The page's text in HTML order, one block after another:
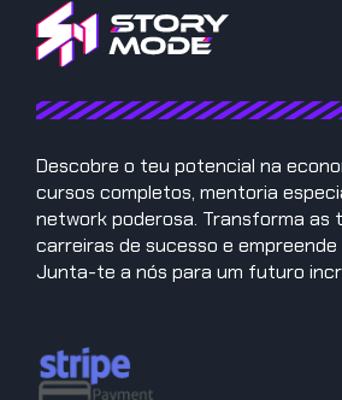
Descobre o teu potencial na
cursos completos, mentoria
network poderosa. Transforma as
carreiras de sucesso e
Junta-te a nós para um futuro